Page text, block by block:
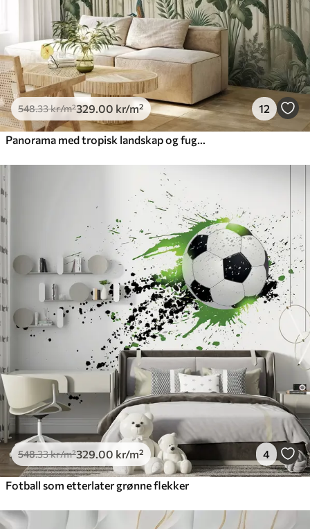
548.33kr/m²329 .00 kr/m² 12
548.33kr/m²329 .00 kr/m² 4
Fotball som etterlater grønne flekker